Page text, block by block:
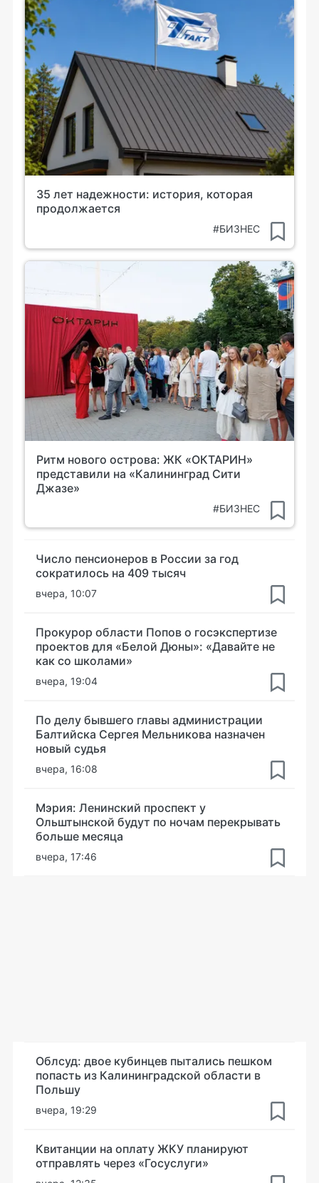
35 лет надежности: история, которая
продолжается
#БИЗНЕС
Ритм нового острова: ЖК «ОКТАРИН»
представили на «Калининград Сити
Джазе»
#БИЗНЕС
Число пенсионеров в России за год
сократилось на 409 тысяч
вчера, 10:07
Прокурор области Попов о госэкспертизе
проектов для «Белой Дюны»: «Давайте не
как со школами»
вчера, 19:04
По делу бывшего главы администрации
Балтийска Сергея Мельникова назначен
новый судья
вчера, 16:08
Мэрия: Ленинский проспект у
Ольштынской будут по ночам перекрывать
больше месяца
вчера, 17:46
Облсуд: двое кубинцев пытались пешком
попасть из Калининградской области в
Польшу
вчера, 19:29
Квитанции на оплату ЖКУ планируют
отправлять через «Госуслуги»